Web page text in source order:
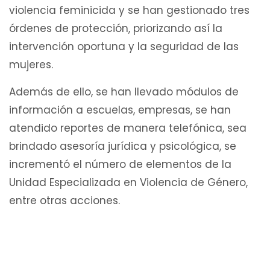
violencia feminicida y se han gestionado tres
órdenes de protección, priorizando así la
intervención oportuna y la seguridad de las
mujeres.
Además de ello, se han llevado módulos de
información a escuelas, empresas, se han
atendido reportes de manera telefónica, sea
brindado asesoría jurídica y psicológica, se
incrementó el número de elementos de la
Unidad Especializada en Violencia de Género,
entre otras acciones.